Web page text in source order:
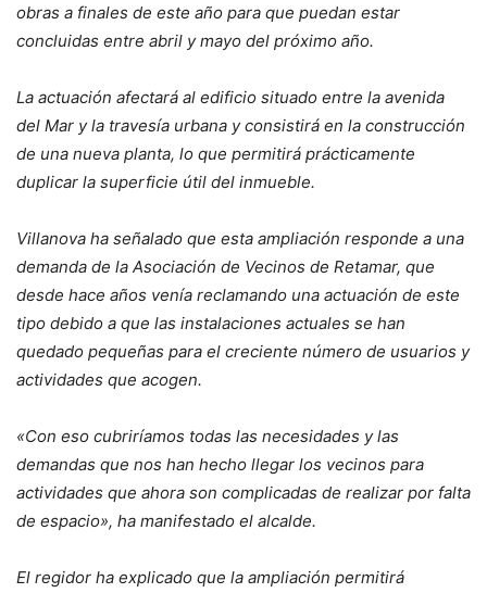
obras a finales de este año para que puedan estar
concluidas entre abril y mayo del próximo año.
La actuación afectará al edificio situado entre la avenida
del Mar y la travesía urbana y consistirá en la construcción
de una nueva planta, lo que permitirá prácticamente
duplicar la superficie útil del inmueble.
Villanova ha señalado que esta ampliación responde a una
demanda de la Asociación de Vecinos de Retamar, que
desde hace años venía reclamando una actuación de este
tipo debido a que las instalaciones actuales se han
quedado pequeñas para el creciente número de usuarios y
actividades que acogen.
«Con eso cubriríamos todas las necesidades y las
demandas que nos han hecho llegar los vecinos para
actividades que ahora son complicadas de realizar por falta
de espacio», ha manifestado el alcalde.
El regidor ha explicado que la ampliación permitirá